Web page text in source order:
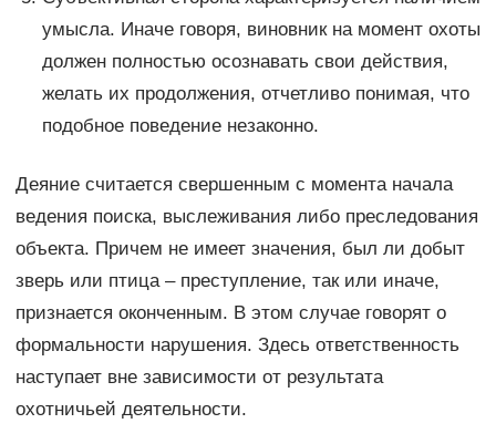
умысла. Иначе говоря, виновник на момент охоты
должен полностью осознавать свои действия,
желать их продолжения, отчетливо понимая, что
подобное поведение незаконно.
Деяние считается свершенным с момента начала
ведения поиска, выслеживания либо преследования
объекта. Причем не имеет значения, был ли добыт
зверь или птица – преступление, так или иначе,
признается оконченным. В этом случае говорят о
формальности нарушения. Здесь ответственность
наступает вне зависимости от результата
охотничьей деятельности.